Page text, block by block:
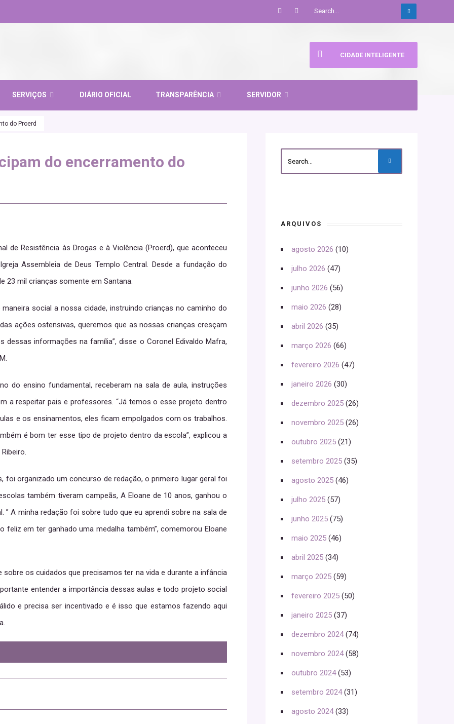
SERVIÇOS DIÁRIO OFICIAL TRANSPARÊNCIA SERVIDOR
CIDADE INTELIGENTE
do Proerd
do encerramento do
de Resistência às Drogas e à Violência (Proerd), que aconteceu
Assembleia de Deus Templo Central. Desde a fundação do
23 mil crianças somente em Santana.
social a nossa cidade, instruindo crianças no caminho do
ações ostensivas, queremos que as nossas crianças cresçam
informações na família”, disse o Coronel Edivaldo Mafra,
do ensino fundamental, receberam na sala de aula, instruções
a respeitar pais e professores. “Já temos o esse projeto dentro
e os ensinamentos, eles ficam empolgados com os trabalhos.
é bom ter esse tipo de projeto dentro da escola”, explicou a
foi organizado um concurso de redação, o primeiro lugar geral foi
também tiveram campeãs, A Eloane de 10 anos, ganhou o
” A minha redação foi sobre tudo que eu aprendi sobre na sala de
em ter ganhado uma medalha também”, comemorou Eloane
os cuidados que precisamos ter na vida e durante a infância
entender a importância dessas aulas e todo projeto social
e precisa ser incentivado e é isso que estamos fazendo aqui
ARQUIVOS
agosto 2026 (10)
julho 2026 (47)
junho 2026 (56)
maio 2026 (28)
abril 2026 (35)
março 2026 (66)
fevereiro 2026 (47)
janeiro 2026 (30)
dezembro 2025 (26)
novembro 2025 (26)
outubro 2025 (21)
setembro 2025 (35)
agosto 2025 (46)
julho 2025 (57)
junho 2025 (75)
maio 2025 (46)
abril 2025 (34)
março 2025 (59)
fevereiro 2025 (50)
janeiro 2025 (37)
dezembro 2024(74)
novembro 2024(58)
outubro 2024(53)
setembro 2024(31)
agosto 2024(33)